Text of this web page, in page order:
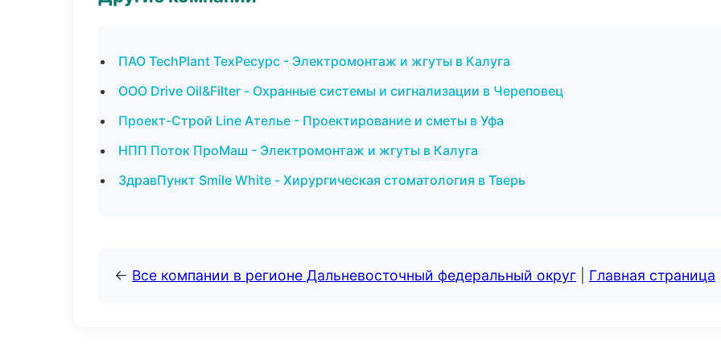
ПАО TechPlant ТехРесурс - Электромонтаж и жгуты в Калуга
ООО Drive Oil&Filter - Охранные системы и сигнализации в Череповец
Проект-Строй Line Ателье - Проектирование и сметы в Уфа
НПП Поток ПроМаш - Электромонтаж и жгуты в Калуга
ЗдравПункт Smile White - Хирургическая стоматология в Тверь
← Все компании в регионе Дальневосточный федеральный округ Главная страница